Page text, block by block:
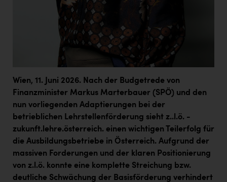
INTERSPORT Austria
Jane Goodall Institute Austria
Karin Liedl
KIWI Kinderwunsch Institut Dr. Loimer
Kleider Bauer
Kremsmüller Anlagenbau GmbH
Wien, 11. Juni 2026. Nach der Budgetrede von
Finanzminister Markus Marterbauer (SPÖ) und den
nun vorliegenden Adaptierungen bei der
betrieblichen Lehrstellenförderung sieht z..l.ö. -
zukunft.lehre.österreich. einen wichtigen Teilerfolg für
die Ausbildungsbetriebe in Österreich. Aufgrund der
massiven Forderungen und der klaren Positionierung
von z.l.ö. konnte eine komplette Streichung bzw.
deutliche Schwächung der Basisförderung verhindert